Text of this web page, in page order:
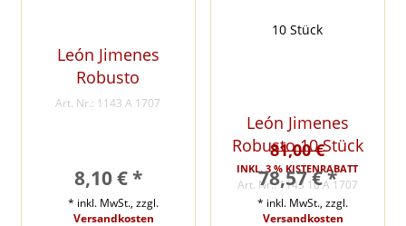
León Jimenes
Robusto
Art. Nr.: 1143 A 1707
8,10 € *
* inkl. MwSt., zzgl.
Versandkosten
León Jimenes
Robusto 10 Stück
INKL. 3 % KISTENRABATT
Art. Nr.: 1143 10 A 1707
78,57 € *
81,00 €
* inkl. MwSt., zzgl.
Versandkosten